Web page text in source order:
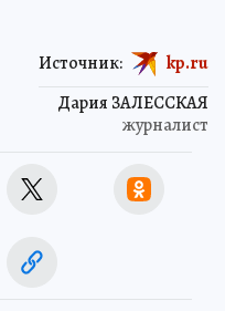
Дария ЗАЛЕССКАЯ
журналист
Источник: kp.ru